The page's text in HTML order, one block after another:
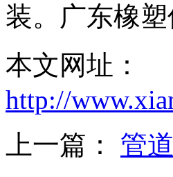
装。广东橡
本文网址：
http://
上一篇： 管